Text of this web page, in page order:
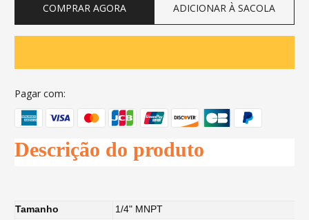
COMPRAR AGORA ADICIONAR À SACOLA
Pagar com:
Descrição do produto
Tamanho 1/4" MNPT